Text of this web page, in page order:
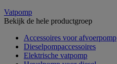
Vatpomp
Bekijk de hele productgroep
Accessoires voor afvoerpomp
Dieselpompaccessoires
Elektrische vatpomp